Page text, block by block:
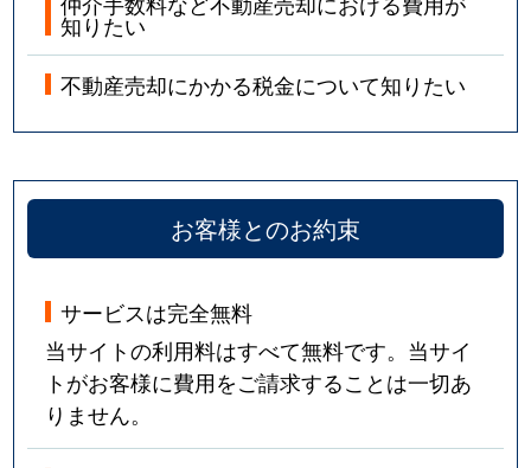
知りたい
不動産売却にかかる税金について知りたい
お客様とのお約束
サービスは完全無料
当サイトの利用料はすべて無料です。当サイ
トがお客様に費用をご請求することは一切あ
りません。